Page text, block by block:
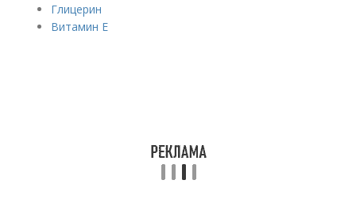
Глицерин
Витамин Е